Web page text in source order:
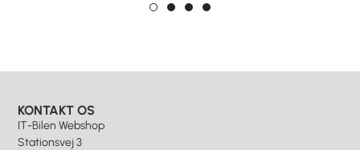
KONTAKT OS
IT-Bilen Webshop
Stationsvej 3